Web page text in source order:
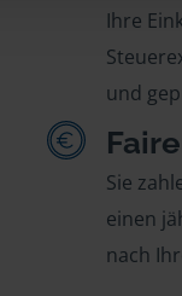
Ihre
und
Sie
einen
nach